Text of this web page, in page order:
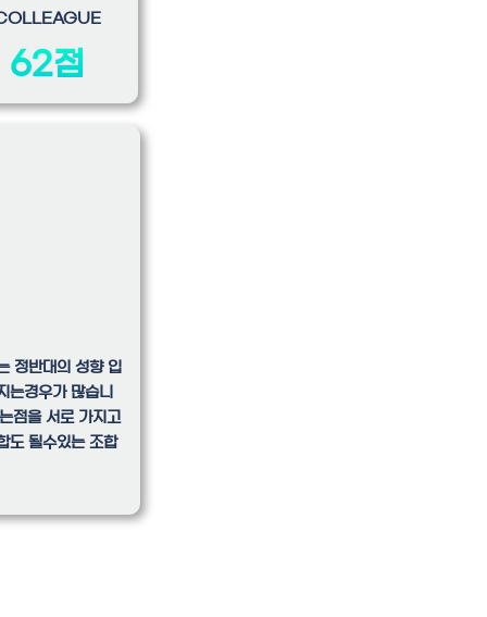
62점
정반대의 성향 입
는경우가 많습니
점을 서로 가지고
도 될수있는 조합